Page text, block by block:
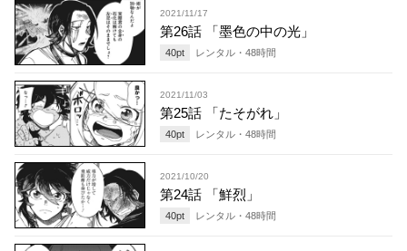
2021/11/17
第26話 「墨色の中の光」
40pt レンタル・ 48時間
2021/11/03
第25話 「たそがれ」
40pt レンタル・ 48時間
2021/10/20
第24話 「鮮烈」
40pt レンタル・ 48時間